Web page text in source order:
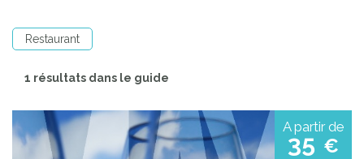
Restaurant
1 résultats dans le guide
A partir de
35 €